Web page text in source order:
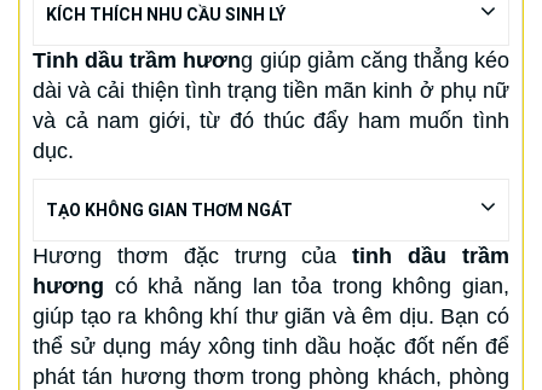
KÍCH THÍCH NHU CẦU SINH LÝ
Tinh dầu trầm hương giúp giảm căng thẳng kéo
dài và cải thiện tình trạng tiền mãn kinh ở phụ nữ
và cả nam giới, từ đó thúc đẩy ham muốn tình
dục.
TẠO KHÔNG GIAN THƠM NGÁT
Hương thơm đặc trưng củatinh dầu trầm
hương có khả năng lan tỏa trong không gian,
giúp tạo ra không khí thư giãn và êm dịu. Bạn có
thể sử dụng máy xông tinh dầu hoặc đốt nến để
phát tán hương thơm trong phòng khách, phòng